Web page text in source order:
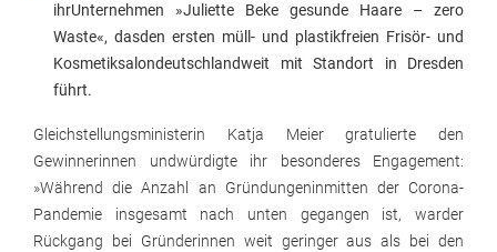
ihrUnternehmen »Juliette Beke gesunde Haare – zero
Waste«, dasden ersten müll- und plastikfreien Frisör- und
Kosmetiksalondeutschlandweit mit Standort in Dresden
führt.
Gleichstellungsministerin Katja Meier gratulierte den
Gewinnerinnen undwürdigte ihr besonderes Engagement:
»Während die Anzahl an Gründungeninmitten der Corona-
Pandemie insgesamt nach unten gegangen ist, warder
Rückgang bei Gründerinnen weit geringer aus als bei den